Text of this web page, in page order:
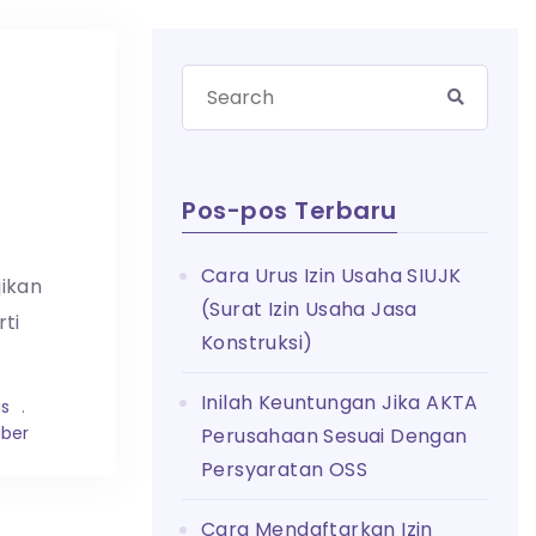
.
Pos-pos Terbaru
Cara Urus Izin Usaha SIUJK
(Surat Izin Usaha Jasa
Konstruksi)
Inilah Keuntungan Jika AKTA
Perusahaan Sesuai Dengan
Persyaratan OSS
Cara Mendaftarkan Izin